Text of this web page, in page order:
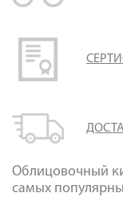
Облицовочный
самых